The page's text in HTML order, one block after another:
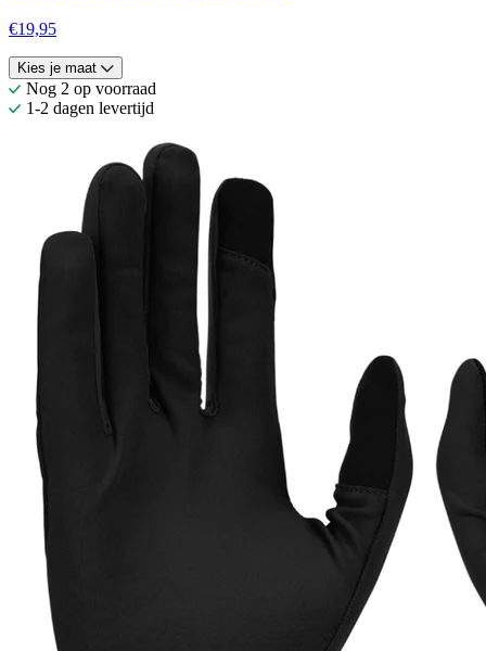
€19,95
Kies je maat
Nog 2 op voorraad
1-2 dagen levertijd